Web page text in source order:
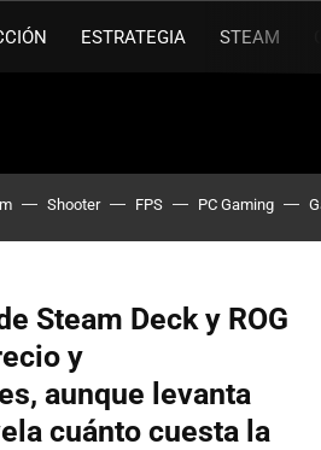
ESTRATEGIA STEAM
Shooter FPS PC Gaming
Steam Deck y ROG
y
aunque levanta
cuánto cuesta la